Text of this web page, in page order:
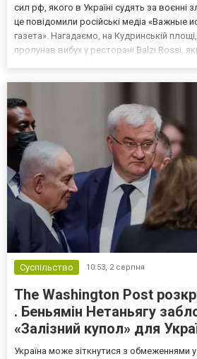
сил рф, якого в Україні судять за воєнні
це повідомили російські медіа «Важные
газета». Нагадаємо, на Кудринській
пролунав вибух у ресторані Balzi Rossi,
Суспільство 10:53, 2 серпня
The Washington Post
. Беньямін Нетаньягу
«Залізний купол» для
Україна може зіткнутися з обмеженнями